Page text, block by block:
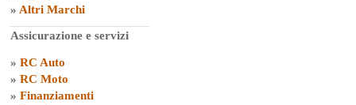
» Altri Marchi
Assicurazione e servizi
» RC Auto
» RC Moto
» Finanziamenti